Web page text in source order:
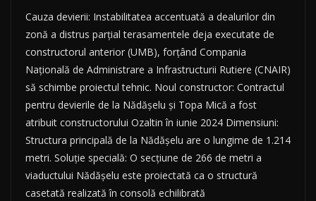
Cauza devierii: Instabilitatea accentuată a dealurilor din
zonă a distrus parțial terasamentele deja executate de
constructorul anterior (UMB), forțând Compania
Națională de Administrare a Infrastructurii Rutiere (CNAIR)
să schimbe proiectul tehnic. Noul constructor: Contractul
pentru devierile de la Nădășelu și Topa Mică a fost
atribuit constructorului Ozaltin în iunie 2024 Dimensiuni:
Structura principală de la Nădășelu are o lungime de 1.214
metri. Soluție specială: O secțiune de 266 de metri a
viaductului Nădășelu este proiectată ca o structură
casetată realizată în consolă echilibrată